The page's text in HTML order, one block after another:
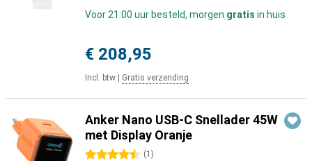
Voor 21:00 uur besteld, morgen gratis in huis
€ 208,95
Incl. btw Gratis verzending
Anker Nano USB-C Snellader 45W
met Display Oranje
4.5 sterren (1 )